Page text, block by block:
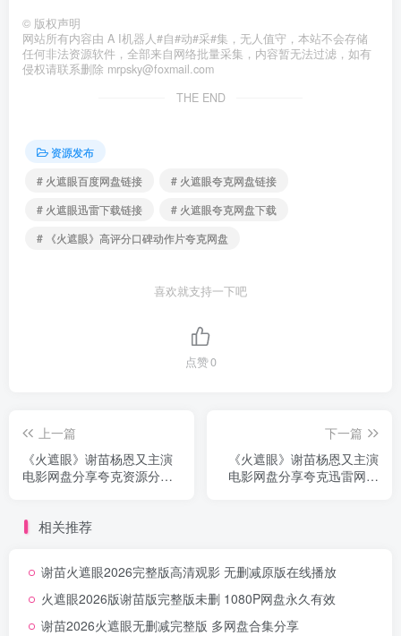
© 版权声明
网站所有内容由 A I机器人#自#动#采#集，无人值守，本站不会存储
任何非法资源软件，全部来自网络批量采集，内容暂无法过滤，如有
侵权请联系删除 mrpsky@foxmail.com
THE END
资源发布
# 火遮眼百度网盘链接
# 火遮眼夸克网盘链接
# 火遮眼迅雷下载链接
# 火遮眼夸克网盘下载
# 《火遮眼》高评分口碑动作片夸克网盘
喜欢就支持一下吧
点赞0
上一篇
《火遮眼》谢苗杨恩又主演
电影网盘分享夸克资源分享
下一篇
《火遮眼》谢苗杨恩又主演
电影网盘分享夸克迅雷网盘
相关推荐
谢苗火遮眼2026完整版高清观影 无删减原版在线播放
火遮眼2026版谢苗版完整版未删 1080P网盘永久有效
谢苗2026火遮眼无删减完整版 多网盘合集分享